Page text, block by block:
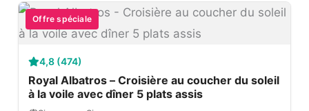
Offre spéciale
4,8 (474)
Royal Albatros – Croisière au coucher du soleil
à la voile avec dîner 5 plats assis